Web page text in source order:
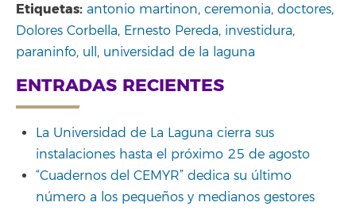
Etiquetas: antonio martinon, ceremonia, doctores,
Dolores Corbella, Ernesto Pereda, investidura,
paraninfo, ull, universidad de la laguna
ENTRADAS RECIENTES
La Universidad de La Laguna cierra sus
instalaciones hasta el próximo 25 de agosto
“Cuadernos del CEMYR” dedica su último
número a los pequeños y medianos gestores